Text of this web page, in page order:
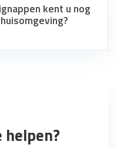
kent u nog